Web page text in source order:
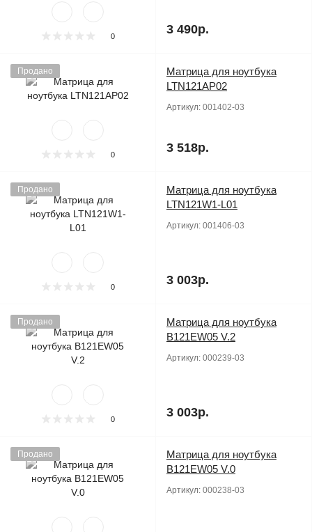
0 3 490р.
Продано
0
Матрица для ноутбука
LTN121AP02
Артикул: 001402-03
3 518р.
Продано
0
Матрица для ноутбука
LTN121W1-L01
Артикул: 001406-03
3 003р.
Продано
0
Матрица для ноутбука
B121EW05 V.2
Артикул: 000239-03
3 003р.
Продано
Матрица для ноутбука
B121EW05 V.0
Артикул: 000238-03